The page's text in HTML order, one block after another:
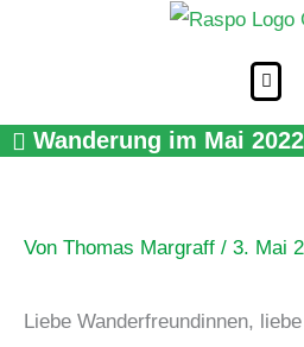
Wanderung im Mai 2022
Von Thomas Margraff / 3. Mai
Liebe Wanderfreundinnen,